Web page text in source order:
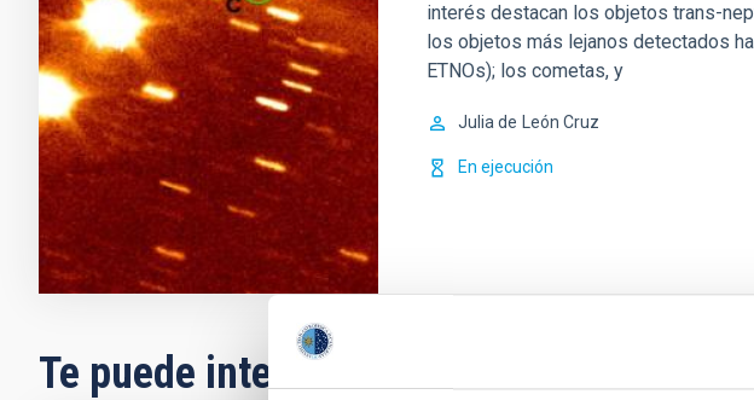
interés destacan los objetos trans-
los objetos más lejanos detectados
ETNOs); los cometas, y
Julia de León Cruz
En ejecución
Te puede interesar